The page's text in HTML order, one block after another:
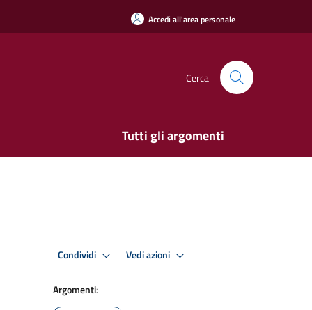
Accedi all'area personale
Cerca
Tutti gli argomenti
Condividi Vedi azioni
Argomenti: